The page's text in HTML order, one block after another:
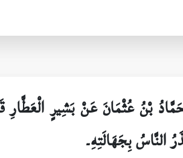
بْنُ عُثْمَانَ عَنْ بَشِيرٍ الْعَطَّارِ
النَّاسُ بِجَهَالَتِهِ۔